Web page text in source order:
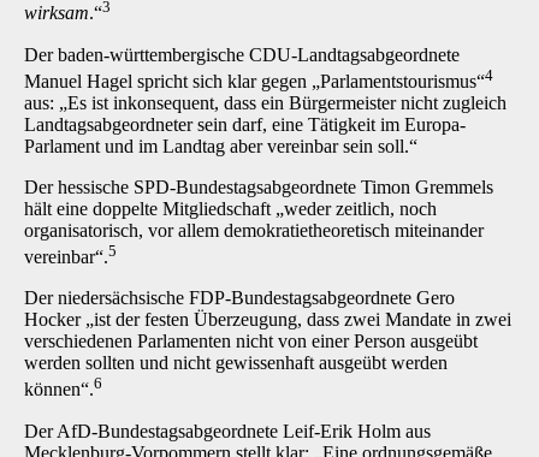
wirksam.“3
Der baden-württembergische CDU-Landtagsabgeordnete
Manuel Hagel spricht sich klar gegen „Parlamentstourismus“4
aus: „Es ist inkonsequent, dass ein Bürgermeister nicht zugleich
Landtagsabgeordneter sein darf, eine Tätigkeit im Europa-
Parlament und im Landtag aber vereinbar sein soll.“
Der hessische SPD-Bundestagsabgeordnete Timon Gremmels
hält eine doppelte Mitgliedschaft „weder zeitlich, noch
organisatorisch, vor allem demokratietheoretisch miteinander
vereinbar“.5
Der niedersächsische FDP-Bundestagsabgeordnete Gero
Hocker „ist der festen Überzeugung, dass zwei Mandate in zwei
verschiedenen Parlamenten nicht von einer Person ausgeübt
werden sollten und nicht gewissenhaft ausgeübt werden
können“.6
Der AfD-Bundestagsabgeordnete Leif-Erik Holm aus
Mecklenburg-Vorpommern stellt klar: „Eine ordnungsgemäße